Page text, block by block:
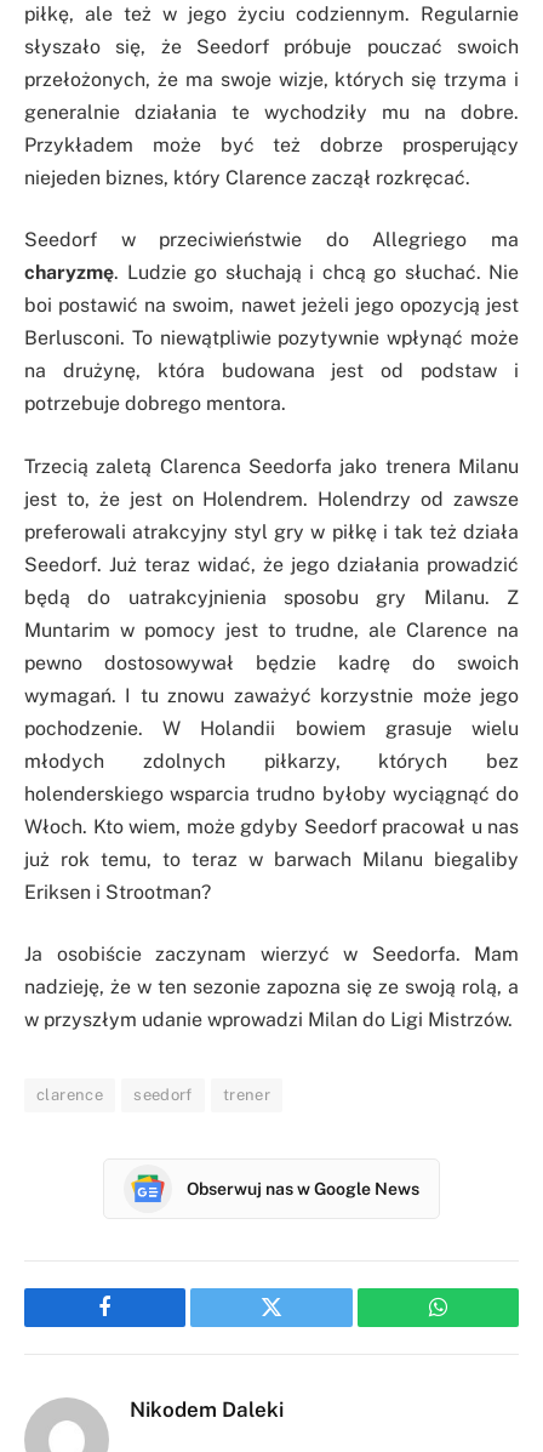
piłkę, ale też w jego życiu codziennym. Regularnie
słyszało się, że Seedorf próbuje pouczać swoich
przełożonych, że ma swoje wizje, których się trzyma i
generalnie działania te wychodziły mu na dobre.
Przykładem może być też dobrze prosperujący
niejeden biznes, który Clarence zaczął rozkręcać.
Seedorf w przeciwieństwie do Allegriego ma
charyzmę. Ludzie go słuchają i chcą go słuchać. Nie
boi postawić na swoim, nawet jeżeli jego opozycją jest
Berlusconi. To niewątpliwie pozytywnie wpłynąć może
na drużynę, która budowana jest od podstaw i
potrzebuje dobrego mentora.
Trzecią zaletą Clarenca Seedorfa jako trenera Milanu
jest to, że jest on Holendrem. Holendrzy od zawsze
preferowali atrakcyjny styl gry w piłkę i tak też działa
Seedorf. Już teraz widać, że jego działania prowadzić
będą do uatrakcyjnienia sposobu gry Milanu. Z
Muntarim w pomocy jest to trudne, ale Clarence na
pewno dostosowywał będzie kadrę do swoich
wymagań. I tu znowu zaważyć korzystnie może jego
pochodzenie. W Holandii bowiem grasuje wielu
młodych zdolnych piłkarzy, których bez
holenderskiego wsparcia trudno byłoby wyciągnąć do
Włoch. Kto wiem, może gdyby Seedorf pracował u nas
już rok temu, to teraz w barwach Milanu biegaliby
Eriksen i Strootman?
Ja osobiście zaczynam wierzyć w Seedorfa. Mam
nadzieję, że w ten sezonie zapozna się ze swoją rolą, a
w przyszłym udanie wprowadzi Milan do Ligi Mistrzów.
clarence seedorf trener
Obserwuj nas w Google News
Facebook Twitter WhatsApp
Nikodem Daleki